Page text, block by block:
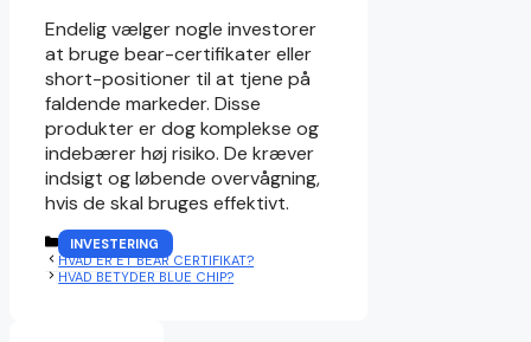
Endelig vælger nogle investorer
at bruge bear-certifikater eller
short-positioner til at tjene på
faldende markeder. Disse
produkter er dog komplekse og
indebærer høj risiko. De kræver
indsigt og løbende overvågning,
hvis de skal bruges effektivt.
KATEGORIER
INVESTERING
HVAD ER ET BEAR CERTIFIKAT?
HVAD BETYDER BLUE CHIP?